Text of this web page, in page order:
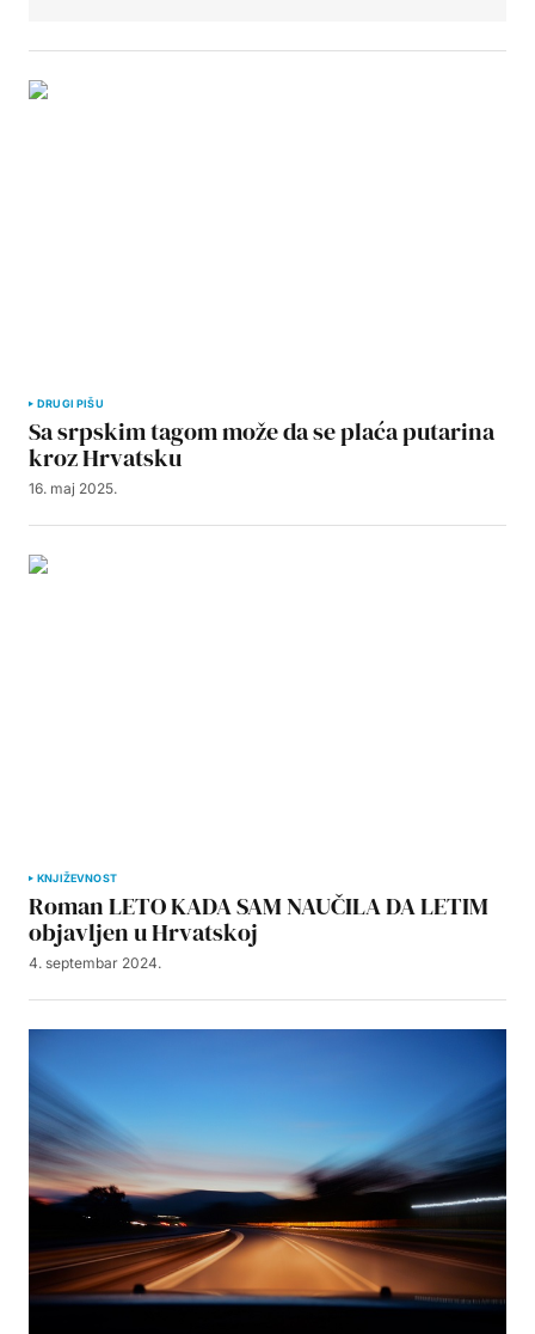
DRUGI PIŠU
Sa srpskim tagom može da se plaća putarina
kroz Hrvatsku
16. maj 2025.
KNJIŽEVNOST
Roman LETO KADA SAM NAUČILA DA LETIM
objavljen u Hrvatskoj
4. septembar 2024.